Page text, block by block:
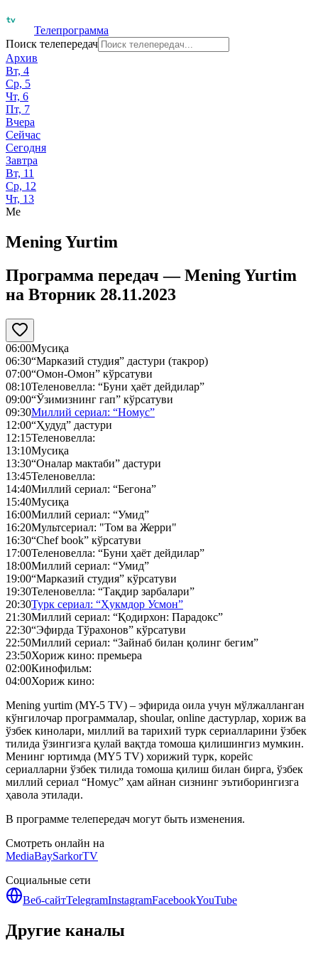
Телепрограмма
Поиск телепередач
Архив
Вт, 4
Ср, 5
Чт, 6
Пт, 7
Вчера
Сейчас
Сегодня
Завтра
Вт, 11
Ср, 12
Чт, 13
Me
Mening Yurtim
Программа передач —Mening Yurtim
на Вторник 28.11.2023
06:00Мусиқа
06:30“Марказий студия” дастури (такрор)
07:00“Омон-Омон” кўрсатуви
08:10Теленовелла: “Буни ҳаёт дейдилар”
09:00“Ўзимизнинг гап” кўрсатуви
09:30Миллий сериал: “Номус”
12:00“Ҳудуд” дастури
12:15Теленовелла:
13:10Мусиқа
13:30“Оналар мактаби” дастури
13:45Теленовелла:
14:40Миллий сериал: “Бегона”
15:40Мусиқа
16:00Миллий сериал: “Умид”
16:20Мультсериал: "Том ва Жерри"
16:30“Chef book” кўрсатуви
17:00Теленовелла: “Буни ҳаёт дейдилар”
18:00Миллий сериал: “Умид”
19:00“Марказий студия” кўрсатуви
19:30Теленовелла: “Тақдир зарбалари”
20:30Турк сериал: “Ҳукмдор Усмон”
21:30Миллий сериал: “Қодирхон: Парадокс”
22:30“Эфирда Тўрахонов” кўрсатуви
22:50Миллий сериал: “Зайнаб билан қолинг бегим”
23:50Хориж кино: премьера
02:00Кинофильм:
04:00Хориж кино:
Mening yurtim (MY-5 TV) – эфирида оила учун мўлжалланган
кўнгилочар программалар, shoular, online дастурлар, хориж ва
ўзбек кинолари, миллий ва тарихий турк сериалларини ўзбек
тилида ўзингизга қулай вақтда томоша қилишингиз мумкин.
Менинг юртимда (MY5 TV) хорижий турк, корейс
сериалларни ўзбек тилида томоша қилиш билан бирга, ўзбек
миллий сериал “Номус” ҳам айнан сизнинг эътиборингизга
ҳавола этилади.
В программе телепередач могут быть изменения.
Смотреть онлайн на
MediaBaySarkorTV
Социальные сети
Веб-сайтTelegramInstagramFacebookYouTube
Другие каналы